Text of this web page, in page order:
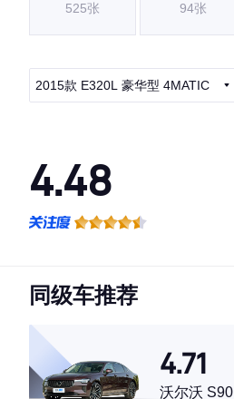
525张 94张
2015款 E320L 豪华型 4MATIC
4.48
·空间表现较为优秀，优于55%同级车
同级车推荐
4.71
沃尔沃 S90